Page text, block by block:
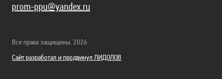
prom-ppu@yandex.ru
Все права защищены. 2026
Сайт разработал и продвинул ЛИДОЛОВ